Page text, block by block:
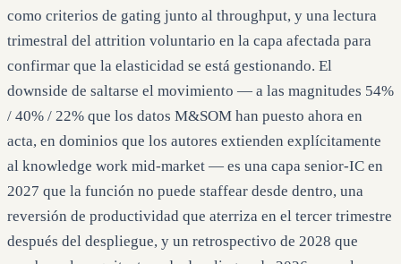
como criterios de gating junto al throughput, y una lectura
trimestral del attrition voluntario en la capa afectada para
confirmar que la elasticidad se está gestionando. El
downside de saltarse el movimiento — a las magnitudes 54%
/ 40% / 22% que los datos M&SOM han puesto ahora en
acta, en dominios que los autores extienden explícitamente
al knowledge work mid-market — es una capa senior-IC en
2027 que la función no puede staffear desde dentro, una
reversión de productividad que aterriza en el tercer trimestre
después del despliegue, y un retrospectivo de 2028 que